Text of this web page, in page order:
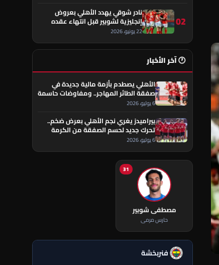
02
نادر شوقي يهدد الأهلي بعروض
إنجليزية لشوبير قبل انتهاء عقده
22 يونيو، 2026
🕐 آخر الأخبار
الأهلي يصطدم بأزمة مالية جديدة في
صفقة الطائر المهاجر.. ومفاوضات حاسمة
تقترب من الحسم
6 يوليو، 2026
بيراميدز يغري نجم الأهلي بعرض ضخم..
تحرك جديد لحسم الصفقة من الكرمة
العراقي
6 يوليو، 2026
31
مصطفى شوبير
حارس مرمى
فنربخشة